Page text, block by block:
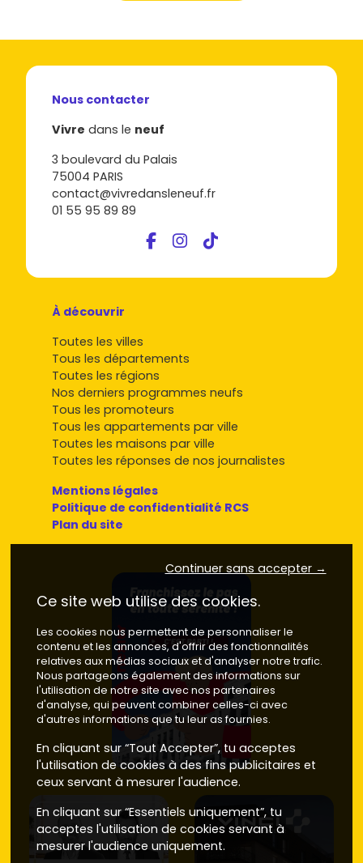
Nous contacter
Vivre dans le neuf
3 boulevard du Palais
75004 PARIS
contact@vivredansleneuf.fr
01 55 95 89 89
À découvrir
Toutes les villes
Tous les départements
Toutes les régions
Nos derniers programmes neufs
Tous les promoteurs
Tous les appartements par ville
Toutes les maisons par ville
Toutes les réponses de nos journalistes
Mentions légales
Politique de confidentialité RCS
Plan du site
Continuer sans accepter →
Ce site web utilise des cookies.
Les cookies nous permettent de personnaliser le
contenu et les annonces, d'offrir des fonctionnalités
relatives aux médias sociaux et d'analyser notre trafic.
Nous partageons également des informations sur
l'utilisation de notre site avec nos partenaires
d'analyse, qui peuvent combiner celles-ci avec
d'autres informations que tu leur as fournies.
En cliquant sur “Tout Accepter”, tu acceptes
l'utilisation de cookies à des fins publicitaires et
ceux servant à mesurer l'audience.
En cliquant sur “Essentiels uniquement”, tu
acceptes l'utilisation de cookies servant à
mesurer l'audience uniquement.